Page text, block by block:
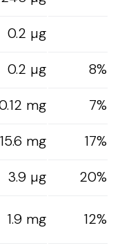
0.2 µg
0.2 µg
8%
mg
7%
15.6 mg
17%
3.9 µg
20%
1.9 mg 12%